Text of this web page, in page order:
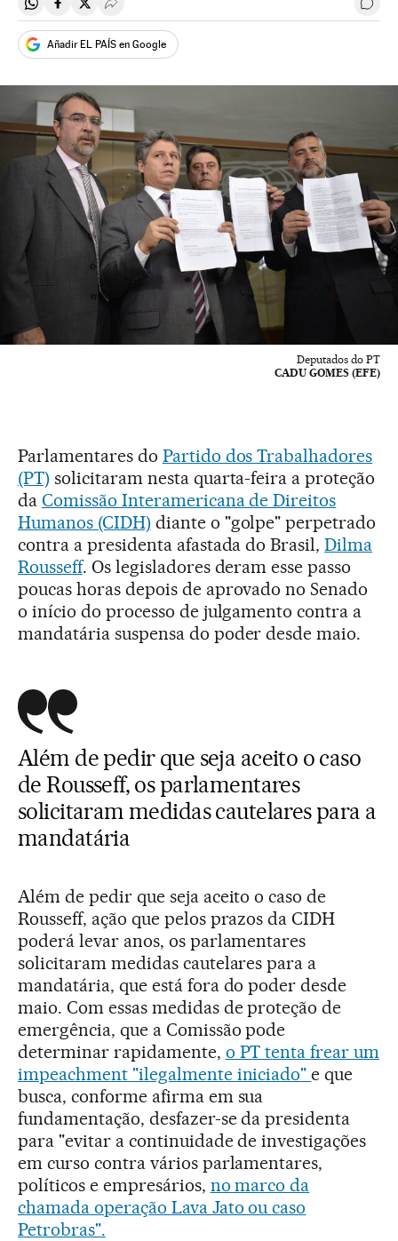
Compartir en Whatsapp
Compartir en Facebook
Compartir en Twitter
Desplegar Redes Sociales
Añadir EL PAÍS en Google
Deputados do PT
CADU GOMES (EFE)
Parlamentares do Partido dos Trabalhadores
(PT) solicitaram nesta quarta-feira a proteção
da Comissão Interamericana de Direitos
Humanos (CIDH) diante o "golpe" perpetrado
contra a presidenta afastada do Brasil,Dilma
Rousseff. Os legisladores deram esse passo
poucas horas depois de aprovado no Senado
o início do processo de julgamento contra a
mandatária suspensa do poder desde maio.
Além de pedir que seja aceito o caso
de Rousseff, os parlamentares
solicitaram medidas cautelares para a
mandatária
Além de pedir que seja aceito o caso de
Rousseff, ação que pelos prazos da CIDH
poderá levar anos, os parlamentares
solicitaram medidas cautelares para a
mandatária, que está fora do poder desde
maio. Com essas medidas de proteção de
emergência, que a Comissão pode
determinar rapidamente, o PT tenta frear um
impeachment "ilegalmente iniciado"e que
busca, conforme afirma em sua
fundamentação, desfazer-se da presidenta
para "evitar a continuidade de investigações
em curso contra vários parlamentares,
políticos e empresários, no marco da
chamada operação Lava Jato ou caso
Petrobras".